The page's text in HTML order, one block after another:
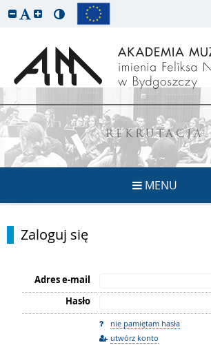
REKRUTACJA
MENU
Zaloguj się
Adres e-mail
Hasło
nie pamiętam hasła
utwórz konto